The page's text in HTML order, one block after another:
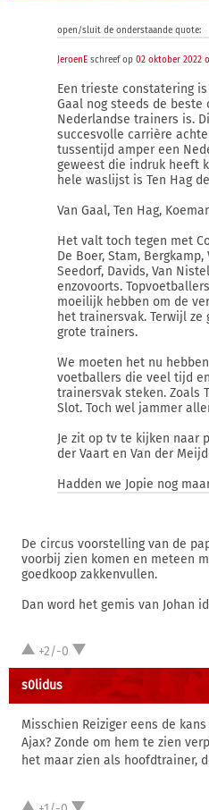
open/sluit de onderstaande quote:
JeroenE schreef op 02 oktober 2022
Een trieste constatering is
Gaal nog steeds de beste
Nederlandse trainers is.
succesvolle carrière
tussentijd amper een
geweest die indruk heeft
hele waslijst is Ten Hag
Van Gaal, Ten Hag,
Het valt toch tegen met
De Boer, Stam, Bergkamp,
Seedorf, Davids, Van
enzovoorts.
moeilijk hebben om de
het trainersvak. Terwijl ze
grote trainers.
We moeten het nu
voetballers die veel tijd
trainersvak steken. Zoals
Slot. Toch wel jammer
Je zit op tv te kijken naar
der Vaart en Van der
Hadden we Jopie nog
De circus voorstelling van de
voorbij zien komen en meteen
goedkoop zakkenvullen.
Dan word het gemis van Johan
+2/-0
s0lidus
Misschien Reiziger eens de
Ajax? Zonde om hem te zien
het maar zien als hoofdtrainer,